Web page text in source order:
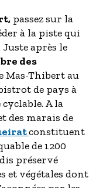
passez sur la
à la piste qui
après le
des
Mas-Thibert au
de pays à
A la
des marais de
constituent
de 1200
préservé
et végétales dont